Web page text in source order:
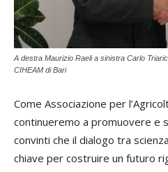
A destra Maurizio Raeli a sinistra Carlo
CIHEAM di Bari
Come Associazione per
continueremo a promuovere e
convinti che il dialogo tra
chiave per costruire un futuro